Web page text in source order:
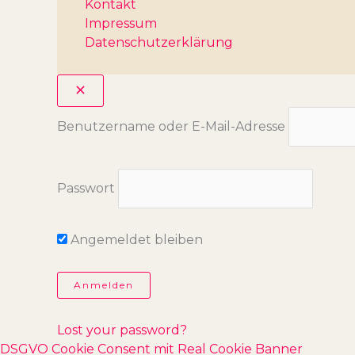
Kontakt
Impressum
Datenschutzerklärung
Benutzername oder E-Mail-Adresse
Passwort
Angemeldet bleiben
Lost your password?
DSGVO Cookie Consent mit Real Cookie Banner